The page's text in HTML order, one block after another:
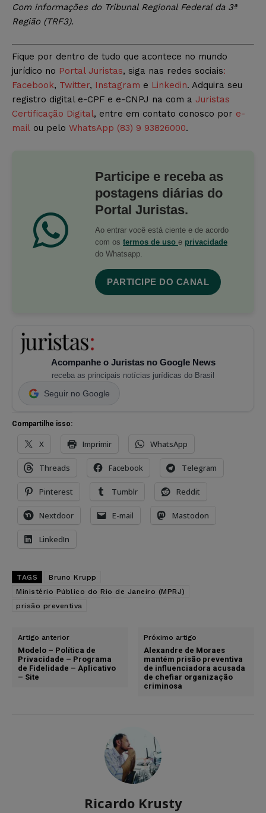
Com informações do Tribunal Regional Federal da 3ª
Região (TRF3).
Fique por dentro de tudo que acontece no mundo
jurídico no Portal Juristas, siga nas redes sociais:
Facebook, Twitter, Instagram e Linkedin. Adquira seu
registro digital e-CPF e e-CNPJ na com a Juristas
Certificação Digital, entre em contato conosco por e-
mail ou pelo WhatsApp (83) 9 93826000.
Participe e receba as
postagens diárias do
Portal Juristas.
Ao entrar você está ciente e de acordo
com os termos de uso e privacidade
do Whatsapp.
PARTICIPE DO CANAL
Acompanhe o Juristas no Google News
receba as principais notícias jurídicas do Brasil
Seguir no Google
Compartilhe isso:
X Imprimir WhatsApp
Threads Facebook Telegram
Pinterest Tumblr Reddit
Nextdoor E-mail Mastodon
LinkedIn
TAGS
Bruno Krupp
Ministério Público do Rio de Janeiro (MPRJ)
prisão preventiva
Artigo anterior
Modelo – Política de
Privacidade – Programa
de Fidelidade – Aplicativo
– Site
Próximo artigo
Alexandre de Moraes
mantém prisão preventiva
de influenciadora acusada
de chefiar organização
criminosa
Ricardo Krusty